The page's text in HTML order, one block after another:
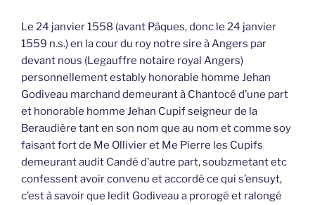
Le 24 janvier 1558 (avant Pâques, donc le 24 janvier
1559 n.s.) en la cour du roy notre sire à Angers par
devant nous (Legauffre notaire royal Angers)
personnellement estably honorable homme Jehan
Godiveau marchand demeurant à Chantocé d’une part
et honorable homme Jehan Cupif seigneur de la
Beraudière tant en son nom que au nom et comme soy
faisant fort de Me Ollivier et Me Pierre les Cupifs
demeurant audit Candé d’autre part, soubzmetant etc
confessent avoir convenu et accordé ce qui s’ensuyt,
c’est à savoir que ledit Godiveau a prorogé et ralongé